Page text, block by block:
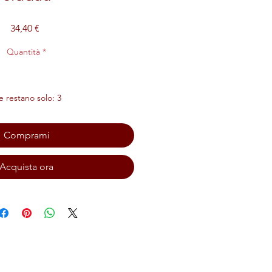
34,40 €
Quantità *
restano solo: 3
Comprami
Acquista ora